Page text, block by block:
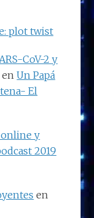
plot twist
CoV-2 y
enUn Papá
El
online y
2019
en